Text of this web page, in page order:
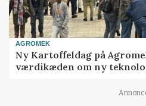
AGROMEK
Ny Kartoffeldag på
værdikæden om ny